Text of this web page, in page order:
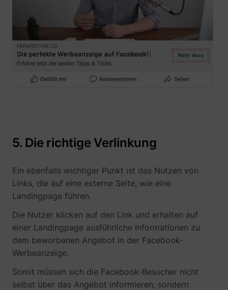
ServiceWorkerLogsDatabase#SWHealthLog YouTube
VISITOR_INFO1_LIVE YouTube
YSC YouTube
5. Die richtige Verlinkung
Ein ebenfalls wichtiger Punkt ist das Nutzen von
Links, die auf eine externe Seite, wie eine
Landingpage führen.
Die Nutzer klicken auf den Link und erhalten auf
einer Landingpage ausführliche Informationen zu
dem beworbenen Angebot in der Facebook-
Werbeanzeige.
Somit müssen sich die Facebook-Besucher nicht
selbst über das Angebot informieren, sondern